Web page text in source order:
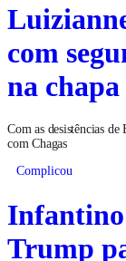
com
na
Com as desistências
com Chagas
Complicou
Infantino
Trump